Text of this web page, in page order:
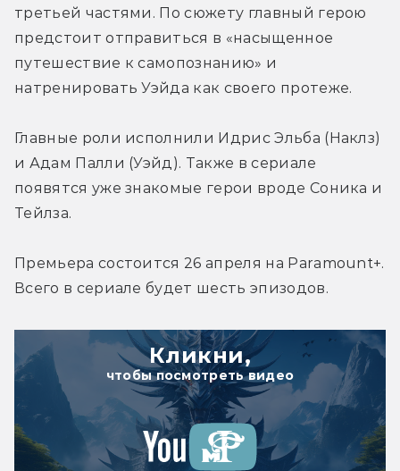
третьей частями. По сюжету главный герою
предстоит отправиться в «насыщенное
путешествие к самопознанию» и
натренировать Уэйда как своего протеже.
Главные роли исполнили Идрис Эльба (Наклз)
и Адам Палли (Уэйд). Также в сериале
появятся уже знакомые герои вроде Соника и
Тейлза.
Премьера состоится 26 апреля на Paramount+.
Всего в сериале будет шесть эпизодов.
Кликни,
чтобы посмотреть видео